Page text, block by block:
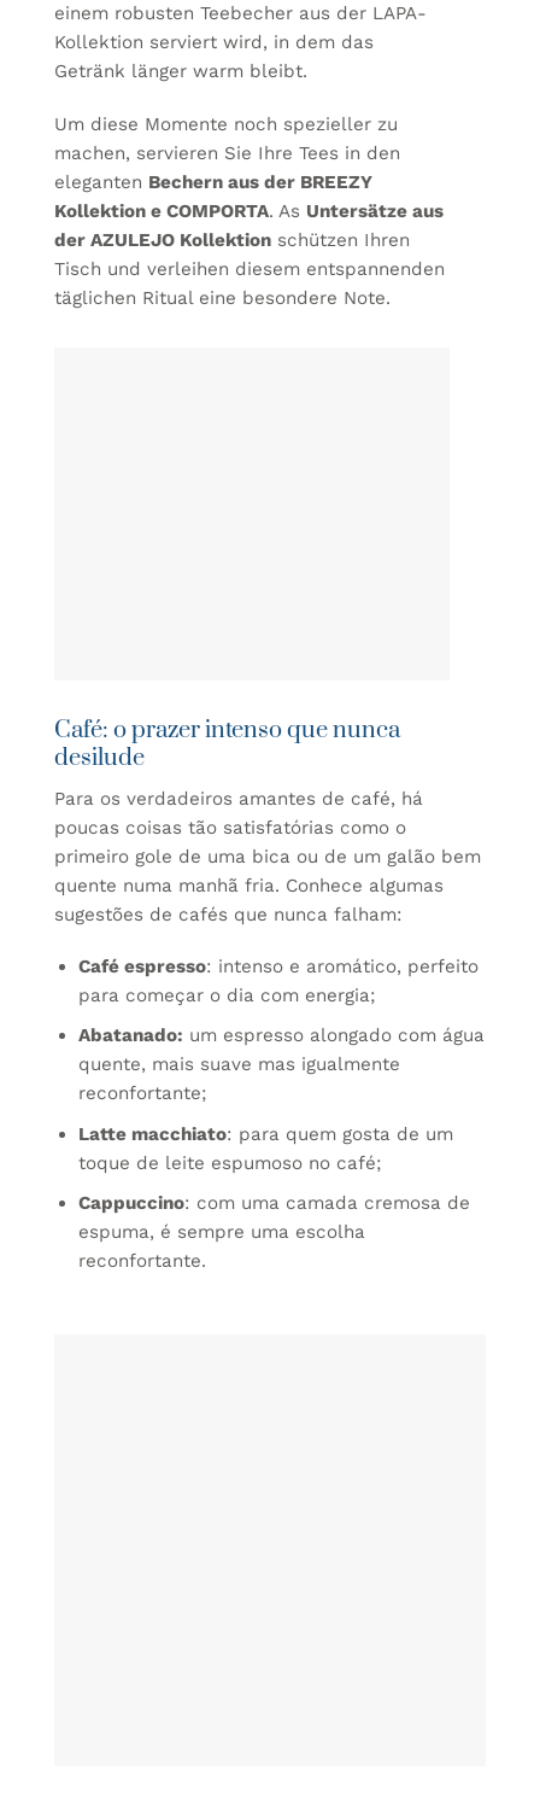
einem robusten Teebecher aus der LAPA-
Kollektion serviert wird, in dem das
Getränk länger warm bleibt.
Um diese Momente noch spezieller zu
machen, servieren Sie Ihre Tees in den
eleganten Bechern aus der BREEZY
Kollektion e COMPORTA. As Untersätze aus
der AZULEJO Kollektion schützen Ihren
Tisch und verleihen diesem entspannenden
täglichen Ritual eine besondere Note.
Café: o prazer intenso que nunca
desilude
Para os verdadeiros amantes de café, há
poucas coisas tão satisfatórias como o
primeiro gole de uma bica ou de um galão bem
quente numa manhã fria. Conhece algumas
sugestões de cafés que nunca falham:
Café espresso: intenso e aromático, perfeito
para começar o dia com energia;
Abatanado: um espresso alongado com água
quente, mais suave mas igualmente
reconfortante;
Latte macchiato: para quem gosta de um
toque de leite espumoso no café;
Cappuccino: com uma camada cremosa de
espuma, é sempre uma escolha
reconfortante.